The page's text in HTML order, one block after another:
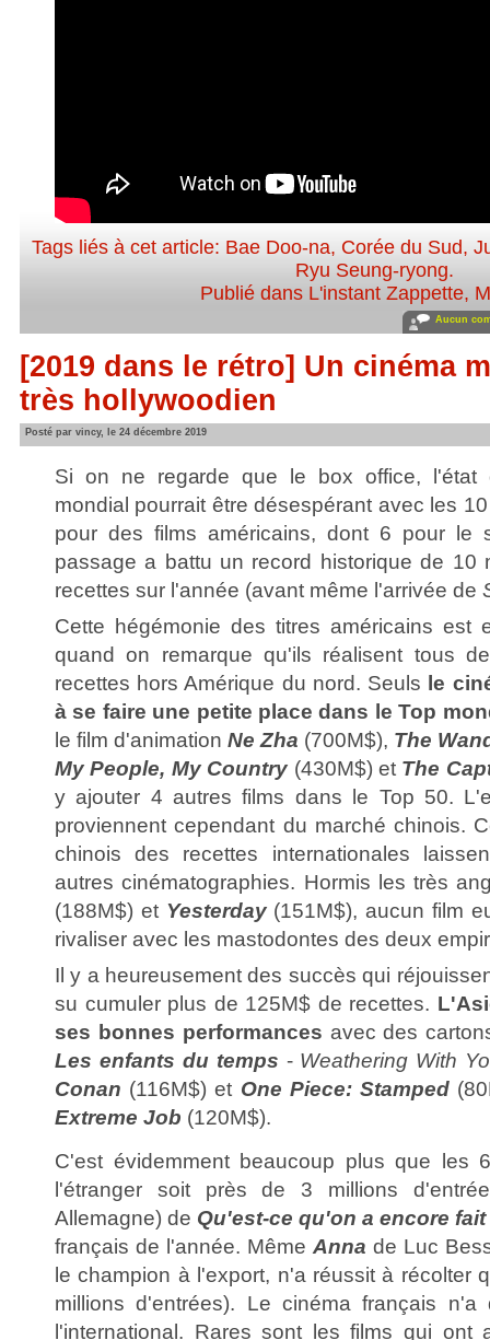
Tags liés à cet article: Bae Doo-na, Corée du Sud,
Ryu Seung-ryong.
Publié dans L'instant Zappette,
Aucun
[2019 dans le rétro] Un cinéma
très hollywoodien
Posté par vincy, le 24 décembre 2019
Si on ne regarde que le box office, l'état
mondial pourrait être désespérant avec les
pour des films américains, dont 6 pour le
passage a battu un record historique de 10
recettes sur l'année (avant même l'arrivée de
Cette hégémonie des titres américains est
quand on remarque qu'ils réalisent tous
recettes hors Amérique du nord. Seuls le
à se faire une petite place dans le Top
le film d'animation Ne Zha (700M$), The
My People, My Country (430M$) et The
y ajouter 4 autres films dans le Top 50.
proviennent cependant du marché chinois.
chinois des recettes internationales
autres cinématographies. Hormis les très
(188M$) et Yesterday(151M$), aucun film
rivaliser avec les mastodontes des deux
Il y a heureusement des succès qui
su cumuler plus de 125M$ de recettes.
ses bonnes performances avec des
Les enfants du temps - Weathering With
Conan (116M$) et One Piece: Stamped
Extreme Job (120M$).
C'est évidemment beaucoup plus que les
l'étranger soit près de 3 millions
Allemagne) de Qu'est-ce qu'on a encore
français de l'année. Même Anna de Luc
le champion à l'export, n'a réussit à récolter
millions d'entrées). Le cinéma français
l'international. Rares sont les films qui ont